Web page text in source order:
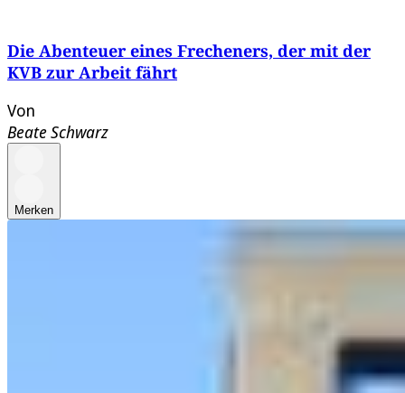
Die Abenteuer eines Frecheners, der mit der
KVB zur Arbeit fährt
Von
Beate Schwarz
Merken